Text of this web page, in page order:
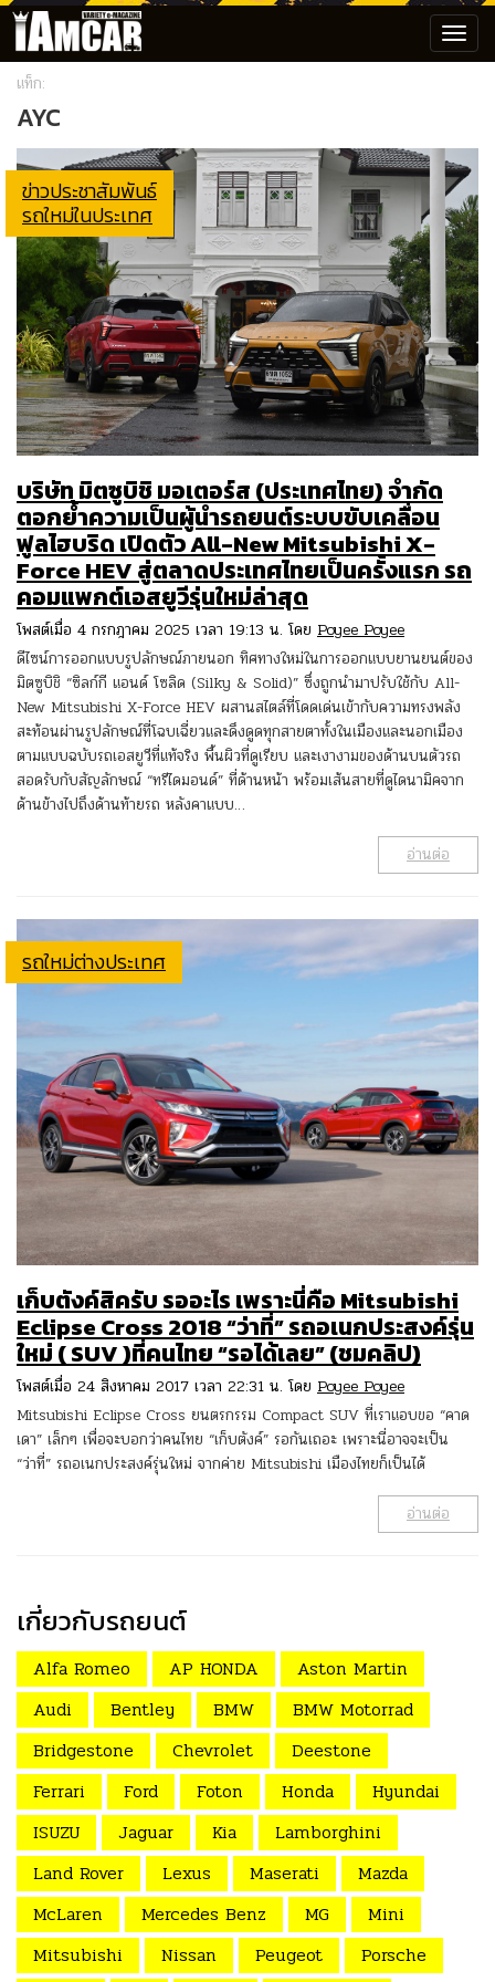
แท็ก:
AYC
ข่าวประชาสัมพันธ์
รถใหม่ในประเทศ
บริษัท มิตซูบิชิ มอเตอร์ส (ประเทศไทย) จำกัด
ตอกย้ำความเป็นผู้นำรถยนต์ระบบขับเคลื่อน
ฟูลไฮบริด เปิดตัว All-New Mitsubishi X-
Force HEV สู่ตลาดประเทศไทยเป็นครั้งแรก รถ
คอมแพกต์เอสยูวีรุ่นใหม่ล่าสุด
โพสต์เมื่อ 4 กรกฎาคม 2025 เวลา 19:13 น. โดย Poyee Poyee
ดีไซน์การออกแบบรูปลักษณ์ภายนอก ทิศทางใหม่ในการออกแบบยานยนต์ของ
มิตซูบิชิ “ซิลก์กี แอนด์ โซลิด (Silky & Solid)” ซึ่งถูกนำมาปรับใช้กับ All-
New Mitsubishi X-Force HEV ผสานสไตล์ที่โดดเด่นเข้ากับความทรงพลัง
สะท้อนผ่านรูปลักษณ์ที่โฉบเฉี่ยวและดึงดูดทุกสายตาทั้งในเมืองและนอกเมือง
ตามแบบฉบับรถเอสยูวีที่แท้จริง พื้นผิวที่ดูเรียบ และเงางามของด้านบนตัวรถ
สอดรับกับสัญลักษณ์ “ทรีไดมอนด์” ที่ด้านหน้า พร้อมเส้นสายที่ดูไดนามิคจาก
ด้านข้างไปถึงด้านท้ายรถ หลังคาแบบ…
อ่านต่อ
รถใหม่ต่างประเทศ
เก็บตังค์สิครับ รออะไร เพราะนี่คือ Mitsubishi
Eclipse Cross 2018 “ว่าที่” รถอเนกประสงค์รุ่น
ใหม่ ( SUV )ที่คนไทย “รอได้เลย” (ชมคลิป)
โพสต์เมื่อ 24 สิงหาคม 2017 เวลา 22:31 น. โดย Poyee Poyee
Mitsubishi Eclipse Cross ยนตรกรรม Compact SUV ที่เราแอบขอ “คาด
เดา” เล็กๆ เพื่อจะบอกว่าคนไทย “เก็บตังค์” รอกันเถอะ เพราะนี่อาจจะเป็น
“ว่าที่” รถอเนกประสงค์รุ่นใหม่ จากค่าย Mitsubishi เมืองไทยก็เป็นได้
อ่านต่อ
เกี่ยวกับรถยนต์
Alfa Romeo AP HONDA
Aston Martin
Audi
Bentley BMW
BMW Motorrad
Bridgestone
Chevrolet
Deestone
Ferrari
Ford Foton Honda
Hyundai
ISUZU
Jaguar Kia
Lamborghini
Land Rover
Lexus Maserati
Mazda
McLaren
Mercedes Benz MG
Mini
Mitsubishi
Nissan Peugeot
Porsche